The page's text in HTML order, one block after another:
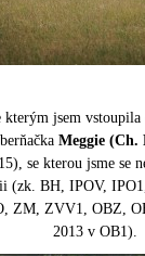
kterým jsem
berňačka Meggie (Ch.
se kterou jsme se
(zk. BH, IPOV,
ZM, ZVV1, OBZ,
2013 v OB1).